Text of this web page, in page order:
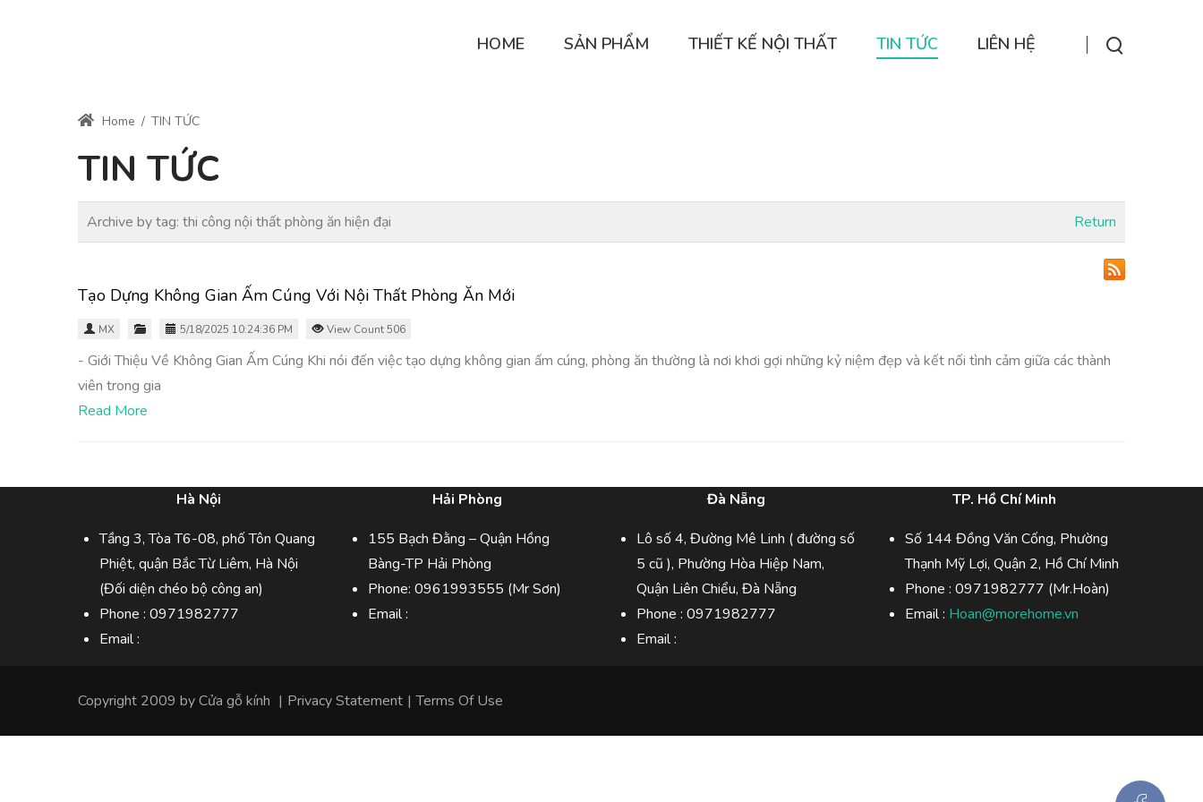
HOME SẢN PHẨM THIẾT KẾ NỘI THẤT TIN TỨC LIÊN HỆ
Home / TIN TỨC
TIN TỨC
Archive by tag: thi công nội thất phòng ăn hiện đại Return
Tạo Dựng Không Gian Ấm Cúng Với Nội Thất Phòng Ăn Mới
MX 5/18/2025 10:24:36 PM View Count 506
- Giới Thiệu Về Không Gian Ấm Cúng Khi nói đến việc tạo dựng không gian ấm cúng, phòng ăn thường là nơi khơi gợi những kỷ niệm đẹp và kết nối tình cảm giữa các thành
viên trong gia
Read More
Hà Nội
Tầng 3, Tòa T6-08, phố Tôn Quang
Phiệt, quận Bắc Từ Liêm, Hà Nội
(Đối diện chéo bộ công an)
Phone : 0971982777
Email :
Hải Phòng
155 Bạch Đằng – Quận Hồng
Bàng-TP Hải Phòng
Phone: 0961993555 (Mr Sơn)
Email :
Đà Nẵng
Lô số 4, Đường Mê Linh ( đường số
5 cũ ), Phường Hòa Hiệp Nam,
Quận Liên Chiểu, Đà Nẵng
Phone : 0971982777
Email :
TP. Hồ Chí Minh
Số 144 Đồng Văn Cống, Phường
Thạnh Mỹ Lợi, Quận 2, Hồ Chí Minh
Phone : 0971982777 (Mr.Hoàn)
Email : Hoan@morehome.vn
Copyright 2009 byCửa gỗ kính | Privacy Statement | Terms Of Use